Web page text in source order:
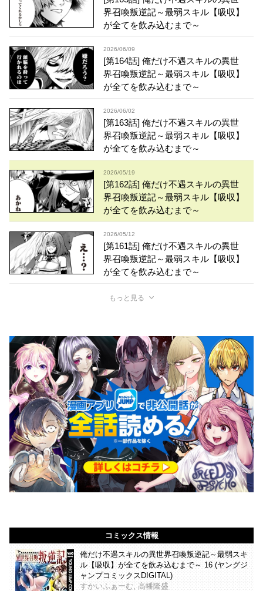
界召喚叛逆記～最弱スキル【吸収】
が全てを飲み込むまで～
2026/06/09
[第164話] 俺だけ不遇スキルの異世
界召喚叛逆記～最弱スキル【吸収】
が全てを飲み込むまで～
2026/06/02
[第163話] 俺だけ不遇スキルの異世
界召喚叛逆記～最弱スキル【吸収】
が全てを飲み込むまで～
2026/05/19
[第162話] 俺だけ不遇スキルの異世
界召喚叛逆記～最弱スキル【吸収】
が全てを飲み込むまで～
2026/05/12
[第161話] 俺だけ不遇スキルの異世
界召喚叛逆記～最弱スキル【吸収】
が全てを飲み込むまで～
もっと見る
コミックス情報
俺だけ不遇スキルの異世界召喚叛逆記～最弱スキ
ル【吸収】が全てを飲み込むまで～ 16 (ヤングジ
ャンプコミックスDIGITAL)
すかいふぁーむ, 高幡隆盛